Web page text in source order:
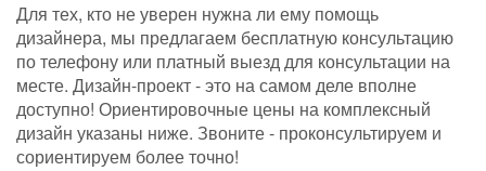
Для тех, кто не уверен нужна ли ему помощь
дизайнера, мы предлагаем бесплатную консультацию
по телефону или платный выезд для консультации на
месте. Дизайн-проект - это на самом деле вполне
доступно! Ориентировочные цены на комплексный
дизайн указаны ниже. Звоните - проконсультируем и
сориентируем более точно!